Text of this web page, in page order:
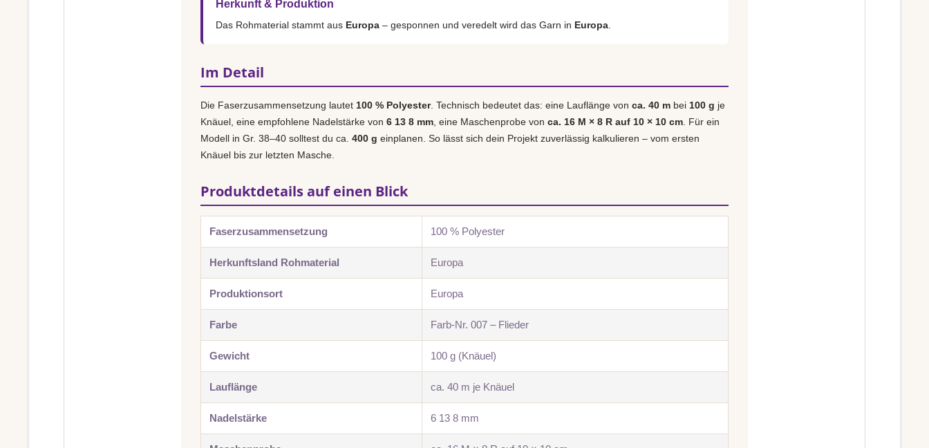
Herkunft & Produktion
Das Rohmaterial stammt aus Europa – gesponnen und veredelt wird das Garn in Europa
Im Detail
Die Faserzusammensetzung lautet 100 % Polyester. Technisch bedeutet das: eine Lauflänge von ca. 40 m bei 100 g je
Knäuel, eine empfohlene Nadelstärke von 6 13 8 mm , eine Maschenprobe von ca. 16 M × 8 R auf 10 × 10 cm . Für ein
Modell in Gr. 38–40 solltest du ca. 400 g einplanen. So lässt sich dein Projekt zuverlässig kalkulieren – vom ersten
Knäuel bis zur letzten Masche.
Produktdetails auf einen Blick
Faserzusammensetzung 100 % Polyester
Herkunftsland Rohmaterial Europa
Produktionsort Europa
Farbe Farb-Nr. 007 – Flieder
Gewicht 100 g (Knäuel)
Lauflänge ca. 40 m je Knäuel
Nadelstärke 6 13 8 mm